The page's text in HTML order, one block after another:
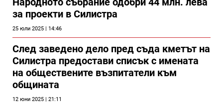
за проекти в Силистра
25 юли 2025 | 14:46
След заведено дело пред съда кметът на
Силистра предостави списък с имената
на обществените възпитатели към
общината
12 юни 2025 | 21:11